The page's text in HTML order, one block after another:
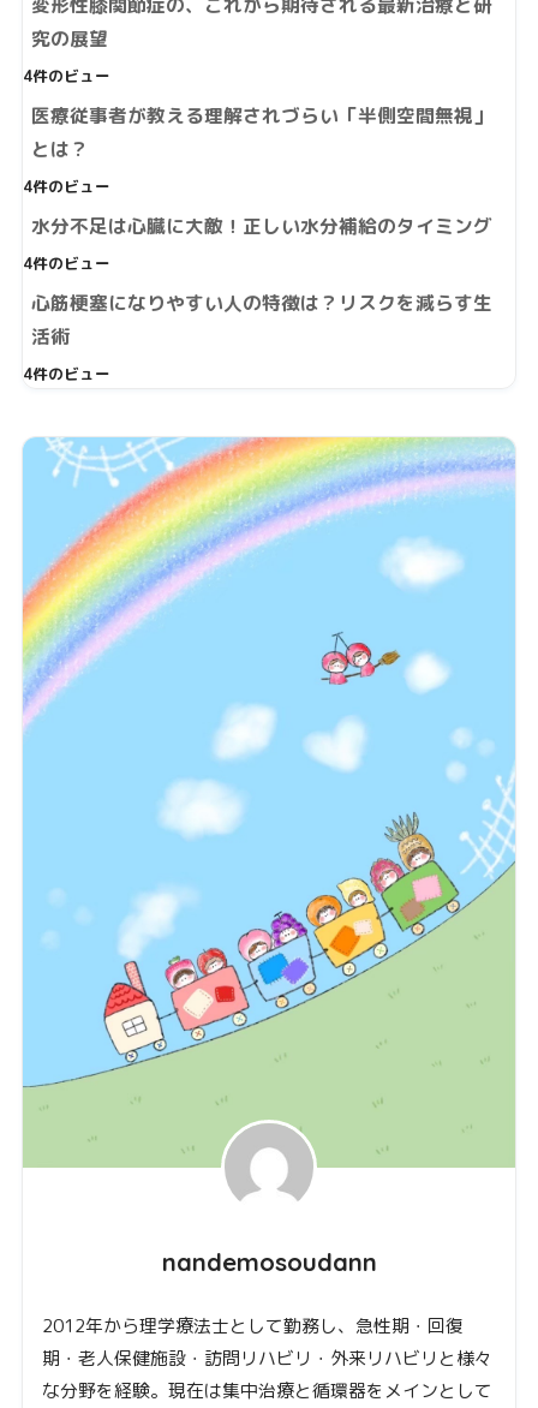
究の展望
4件のビュー
医療従事者が教える理解されづらい「半側空間無視」
とは？
4件のビュー
水分不足は心臓に大敵！正しい水分補給のタイミング
4件のビュー
心筋梗塞になりやすい人の特徴は？リスクを減らす生
活術
4件のビュー
nandemosoudann
2012年から理学療法士として勤務し、急性期・回復
期・老人保健施設・訪問リハビリ・外来リハビリと様々
な分野を経験。現在は集中治療と循環器をメインとして